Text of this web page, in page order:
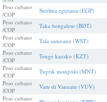
Peso cubano
/COP
Sterlina egiziana (EGP)
Peso cubano
/COP
Taka bengalese (BDT)
Peso cubano
/COP
Tala samoano (WST)
Peso cubano
/COP
Tenge kazako (KZT)
Peso cubano
/COP
Tugrik mongolo (MNT)
Peso cubano
/COP
Vatu di Vanuatu (VUV)
Peso cubano